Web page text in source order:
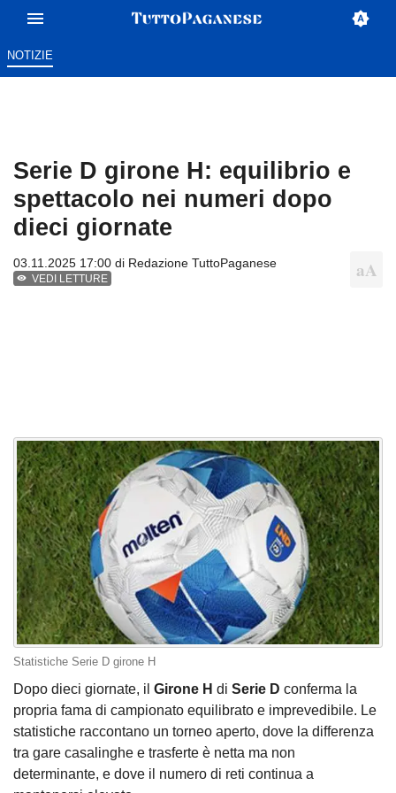
NOTIZIE
Serie D girone H: equilibrio e
spettacolo nei numeri dopo
dieci giornate
03.11.2025 17:00 di Redazione TuttoPaganese
VEDI LETTURE
Statistiche Serie D girone H
Dopo dieci giornate, il Girone H di Serie D conferma la
propria fama di campionato equilibrato e imprevedibile. Le
statistiche raccontano un torneo aperto, dove la differenza
tra gare casalinghe e trasferte è netta ma non
determinante, e dove il numero di reti continua a